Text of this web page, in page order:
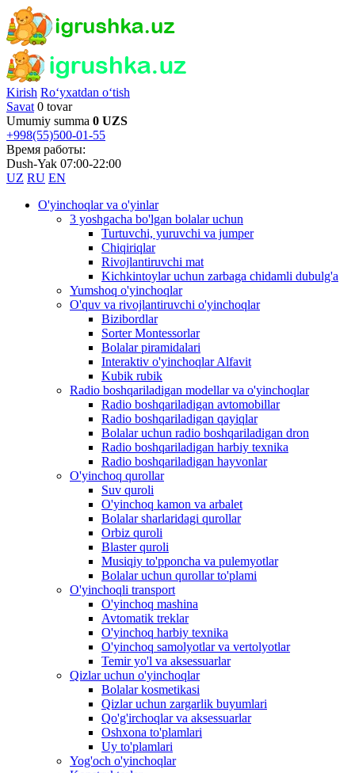
Kirish Ro‘yxatdan o‘tish
Savat 0 tovar
Umumiy summa 0 UZS
+998(55)500-01-55
Время работы:
Dush-Yak 07:00-22:00
UZ RU EN
O'yinchoqlar va o'yinlar
3 yoshgacha bo'lgan bolalar uchun
Turtuvchi, yuruvchi va jumper
Chiqiriqlar
Rivojlantiruvchi mat
Kichkintoylar uchun zarbaga chidamli dubulg'a
Yumshoq o'yinchoqlar
O'quv va rivojlantiruvchi o'yinchoqlar
Bizibordlar
Sorter Montessorlar
Bolalar piramidalari
Interaktiv o'yinchoqlar Alfavit
Kubik rubik
Radio boshqariladigan modellar va o'yinchoqlar
Radio boshqariladigan avtomobillar
Radio boshqariladigan qayiqlar
Bolalar uchun radio boshqariladigan dron
Radio boshqariladigan harbiy texnika
Radio boshqariladigan hayvonlar
O'yinchoq qurollar
Suv quroli
O'yinchoq kamon va arbalet
Bolalar sharlaridagi qurollar
Orbiz quroli
Blaster quroli
Musiqiy to'pponcha va pulemyotlar
Bolalar uchun qurollar to'plami
O'yinchoqli transport
O'yinchoq mashina
Avtomatik treklar
O'yinchoq harbiy texnika
O'yinchoq samolyotlar va vertolyotlar
Temir yo'l va aksessuarlar
Qizlar uchun o'yinchoqlar
Bolalar kosmetikasi
Qizlar uchun zargarlik buyumlari
Qo'g'irchoqlar va aksessuarlar
Oshxona to'plamlari
Uy to'plamlari
Yog'och o'yinchoqlar